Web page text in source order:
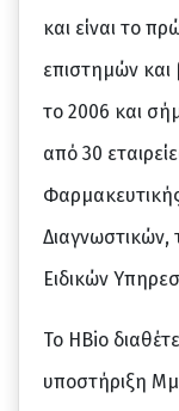
και είναι το
επιστημών και
το 2006 και
από 30
Διαγνωστικών,
Ειδικών
Το HBio
υποστήριξη